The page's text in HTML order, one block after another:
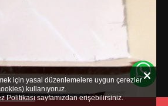
için yasal düzenlemelere uygun çerezler
kullanıyoruz.
Politikasısayfamızdan erişebilirsiniz.